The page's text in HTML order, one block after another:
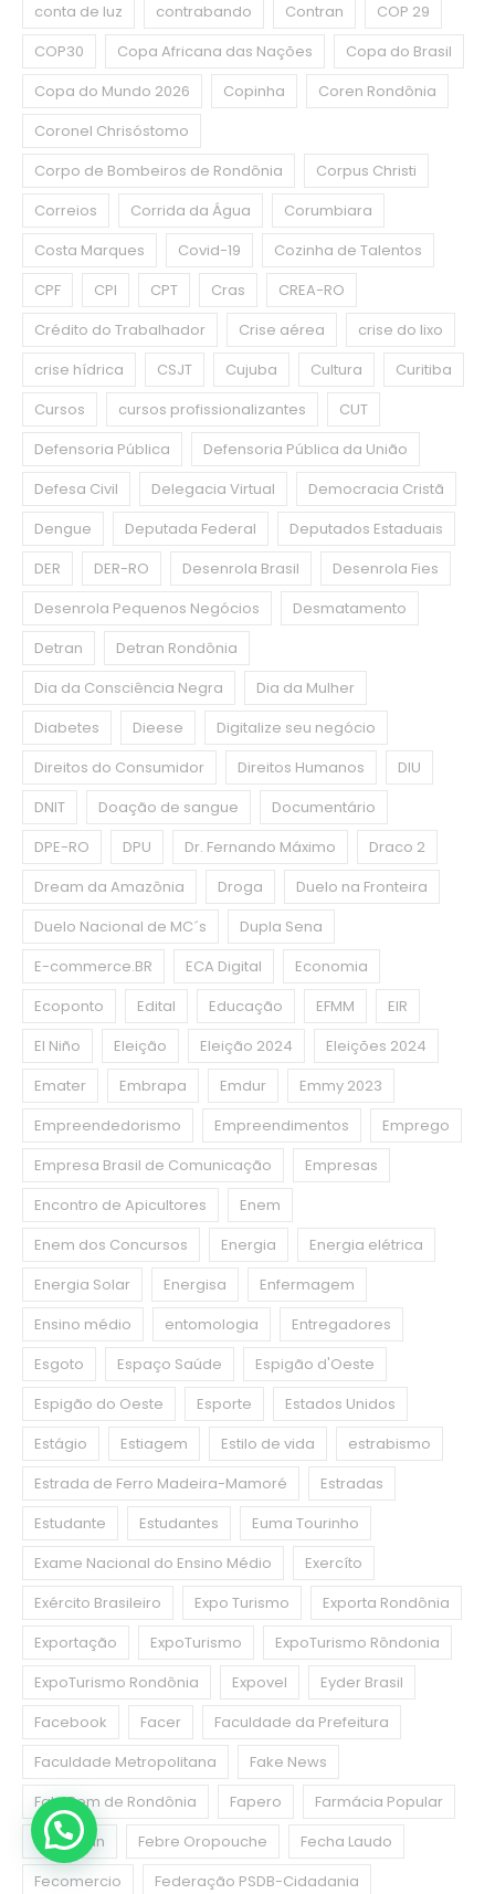
conta de luz
contrabando Contran
COP 29
COP30
Copa Africana das Nações
Copa do Brasil
Copa do Mundo 2026
Copinha
Coren Rondônia
Coronel Chrisóstomo
Corpo de Bombeiros de Rondônia
Corpus Christi
Correios
Corrida da Água
Corumbiara
Costa Marques
Covid-19
Cozinha de Talentos
CPF
CPI CPT Cras
CREA-RO
Crédito do Trabalhador
Crise aérea
crise do lixo
crise hídrica
CSJT Cujuba Cultura
Curitiba
Cursos
cursos profissionalizantes
CUT
Defensoria Pública
Defensoria Pública da União
Defesa Civil
Delegacia Virtual
Democracia Cristã
Dengue
Deputada Federal
Deputados Estaduais
DER
DER-RO Desenrola Brasil
Desenrola Fies
Desenrola Pequenos Negócios
Desmatamento
Detran
Detran Rondônia
Dia da Consciência Negra
Dia da Mulher
Diabetes
Dieese
Digitalize seu negócio
Direitos do Consumidor
Direitos Humanos
DIU
DNIT
Doação de sangue
Documentário
DPE-RO
DPU Dr. Fernando Máximo
Draco 2
Dream da Amazônia
Droga
Duelo na Fronteira
Duelo Nacional de MC´s
Dupla Sena
E-commerce.BR
ECA Digital
Economia
Ecoponto
Edital Educação EFMM
EIR
El Niño
Eleição Eleição 2024
Eleições 2024
Emater
Embrapa Emdur
Emmy 2023
Empreendedorismo
Empreendimentos
Emprego
Empresa Brasil de Comunicação
Empresas
Encontro de Apicultores
Enem
Enem dos Concursos
Energia
Energia elétrica
Energia Solar
Energisa
Enfermagem
Ensino médio
entomologia
Entregadores
Esgoto
Espaço Saúde
Espigão d'Oeste
Espigão do Oeste
Esporte
Estados Unidos
Estágio
Estiagem Estilo de vida
estrabismo
Estrada de Ferro Madeira-Mamoré
Estradas
Estudante
Estudantes
Euma Tourinho
Exame Nacional do Ensino Médio
Exercíto
Exército Brasileiro
Expo Turismo
Exporta Rondônia
Exportação
ExpoTurismo
ExpoTurismo Rôndonia
ExpoTurismo Rondônia
Expovel
Eyder Brasil
Facebook
Facer
Faculdade da Prefeitura
Faculdade Metropolitana
Fake News
Fale Bem de Rondônia
Fapero
Farmácia Popular
Febraban
Febre Oropouche
Fecha Laudo
Fecomercio
Federação PSDB-Cidadania